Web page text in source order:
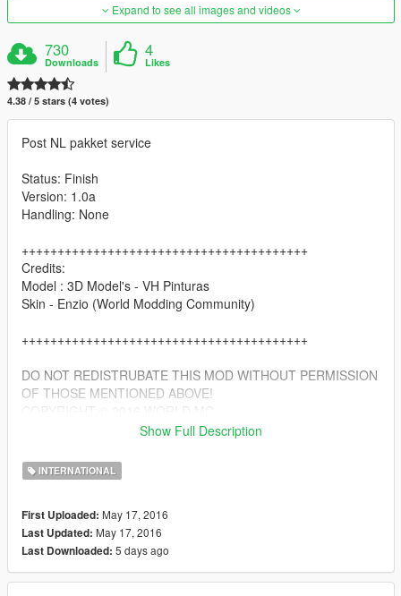
Expand to see all images and videos
730
Downloads
4
Likes
4.38 / 5 stars (4 votes)
Post NL pakket service
Status: Finish
Version: 1.0a
Handling: None
++++++++++++++++++++++++++++++++++++++++
Credits:
Model : 3D Model's - VH Pinturas
Skin - Enzio (World Modding Community)
++++++++++++++++++++++++++++++++++++++++
DO NOT REDISTRUBATE THIS MOD WITHOUT PERMISSION
OF THOSE MENTIONED ABOVE!
Show Full Description
INTERNATIONAL
First Uploaded: May 17, 2016
Last Updated: May 17, 2016
Last Downloaded: 5 days ago